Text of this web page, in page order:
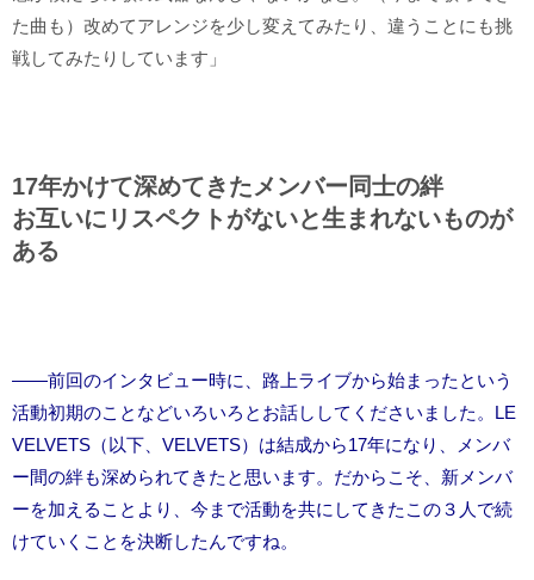
た曲も）改めてアレンジを少し変えてみたり、違うことにも挑
戦してみたりしています」
17年かけて深めてきたメンバー同士の絆
お互いにリスペクトがないと生まれないものが
ある
――前回のインタビュー時に、路上ライブから始まったという
活動初期のことなどいろいろとお話ししてくださいました。LE
VELVETS（以下、VELVETS）は結成から17年になり、メンバ
ー間の絆も深められてきたと思います。だからこそ、新メンバ
ーを加えることより、今まで活動を共にしてきたこの３人で続
けていくことを決断したんですね。